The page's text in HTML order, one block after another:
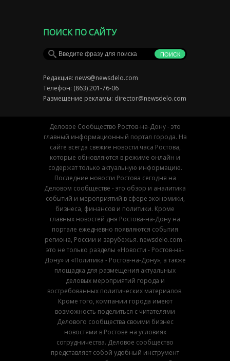
ПОИСК ПО САЙТУ
Редакция: news@newsdelo.com
Телефон: (863) 201-76-06
Размещение рекламы: director@newsdelo.com
Деловое Сообщество Ростов-на-Дону - это
главный информационный портал города. На
сайте всегда свежие новости часа Ростова,
которые обновляются в режиме онлайн и
содержат только актуальную информацию.
Последние новости Ростова сегодня на
Деловом сообществе - это обзор и аналитика
событий и мероприятий в сфере экономики,
бизнеса, финансов и политики. Кроме
главных новостей дня Ростова-на-Дону на
портале ежедневно появляются события
региона, России и зарубежья. newsdelo.com -
это не только разделы «Новости - Ростов-на-
Дону» и «Политика - Ростов-на-Дону», а также
площадка для размещения актуальных
деловых мероприятий города и
востребованных политических материалов.
Кроме того, компании города имеют
возможность поделиться с читателями
Делового сообщества своими бизнес
новостями в Ростове на условиях
сотрудничества. Деловое сообщество
представляет собой удобный инструмент